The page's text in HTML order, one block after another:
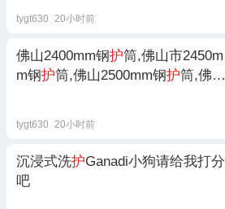
钢
筒推荐厂家
tygt630 20小时前
佛山2400mm钢护筒,佛山市2450m
m钢护筒,佛山2500mm钢护筒,佛山
钢
筒推荐厂家
tygt630 20小时前
沉浸式洗护Ganadi小狗请给我打分
吧